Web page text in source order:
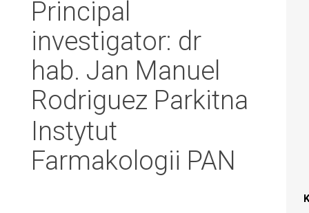
Principal
investigator: dr
hab. Jan Manuel
Rodriguez Parkitna
Instytut
Farmakologii PAN